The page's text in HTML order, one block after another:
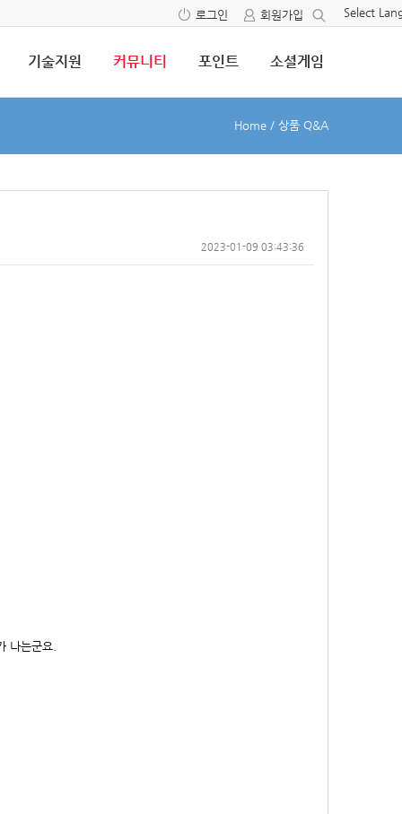
Select
로그인 회원가입
기술지원 커뮤니티 포인트 소셜게임
Home / 상품 Q&A
2023-01-09 03:43:36
나는군요.